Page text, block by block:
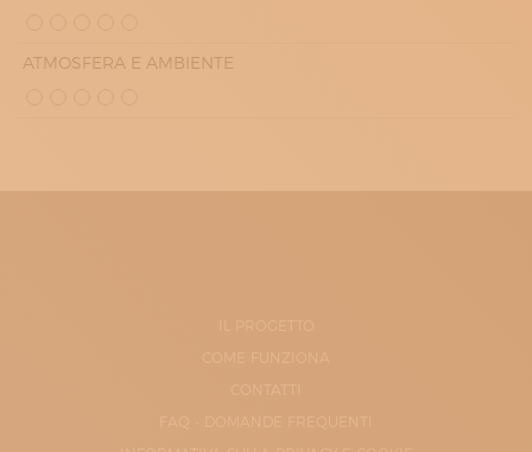
ATMOSFERA E AMBIENTE